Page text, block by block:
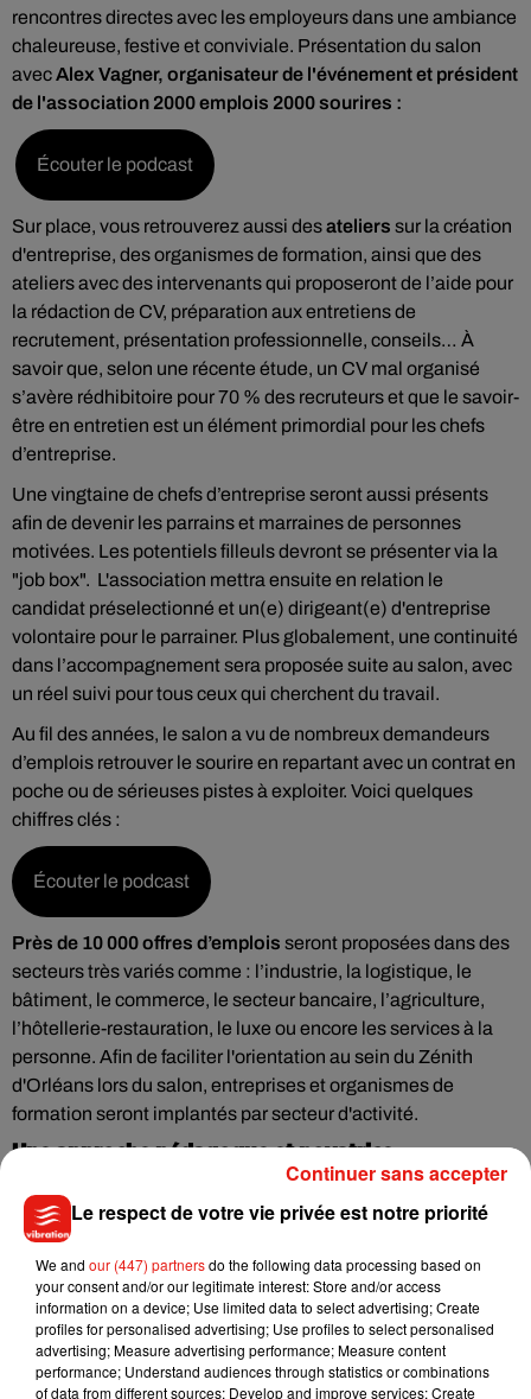
rencontres directes avec les employeurs dans une ambiance
chaleureuse, festive et conviviale. Présentation du salon
avecAlex Vagner, organisateur de l'événement et président
de l'association 2000 emplois 2000 sourires :
Écouter le podcast
Sur place, vous retrouverez aussi desateliers sur la création
d'entreprise, des organismes de formation, ainsi que des
ateliers avec des intervenants qui proposeront de l’aide pour
la rédaction de CV, préparation aux entretiens de
recrutement, présentation professionnelle, conseils… À
savoir que, selon une récente étude, un CV mal organisé
s’avère rédhibitoire pour 70 % des recruteurs et que le savoir-
être en entretien est un élément primordial pour les chefs
d’entreprise.
Une vingtaine de chefs d’entreprise seront aussi présents
afin de devenir les parrains et marraines de personnes
motivées. Les potentiels filleuls devront se présenter via la
"job box". L'association mettra ensuite en relation le
candidat préselectionné et un(e) dirigeant(e) d'entreprise
volontaire pour le parrainer. Plus globalement, une continuité
dans l’accompagnement sera proposée suite au salon, avec
un réel suivi pour tous ceux qui cherchent du travail.
Au fil des années, le salon a vu de nombreux demandeurs
d’emplois retrouver le sourire en repartant avec un contrat en
poche ou de sérieuses pistes à exploiter. Voici quelques
chiffres clés :
Écouter le podcast
Près de 10 000 offres d’emplois seront proposées dans des
secteurs très variés comme : l’industrie, la logistique, le
bâtiment, le commerce, le secteur bancaire, l’agriculture,
l’hôtellerie-restauration, le luxe ou encore les services à la
personne. Afin de faciliter l'orientation au sein du Zénith
d'Orléans lors du salon, entreprises et organismes de
formation seront implantés par secteur d'activité.
Une approche pédagogue et novatrice
Chaque personne étant différente, le salon a souhaité
favoriser l’approche par compétences. Partant du principe où
tout le monde a des qualités, le lien sera fait en valorisant les
demandeurs d’emplois et leurs savoir-faire.
Pour vous rendre au salon, sachez que des navettes seront
mises en place et prises en charge par la région pour que
chacun puisse se déplacer depuis Gien, Montargis ou encore
Le respect de votre vie privée est notre priorité
We and our (447) partnersdo the following data processing based on
your consent and/or our legitimate interest: Store and/or access
information on a device; Use limited data to select advertising; Create
profiles for personalised advertising; Use profiles to select personalised
advertising; Measure advertising performance; Measure content
performance; Understand audiences through statistics or combinations
of data from different sources; Develop and improve services; Create
Continuer sans accepter